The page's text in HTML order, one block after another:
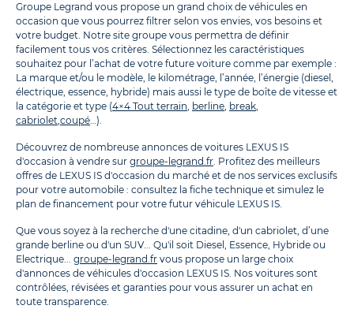
Groupe Legrand vous propose un grand choix de véhicules en
occasion que vous pourrez filtrer selon vos envies, vos besoins et
votre budget. Notre site groupe vous permettra de définir
facilement tous vos critères. Sélectionnez les caractéristiques
souhaitez pour l’achat de votre future voiture comme par exemple :
La marque et/ou le modèle, le kilométrage, l’année, l’énergie (diesel,
électrique, essence, hybride) mais aussi le type de boîte de vitesse et
la catégorie et type (4×4 Tout terrain, berline, break,
cabriolet,coupé…).
Découvrez de nombreuse annonces de voitures LEXUS IS
d'occasion à vendre sur groupe-legrand.fr. Profitez des meilleurs
offres de LEXUS IS d'occasion du marché et de nos services exclusifs
pour votre automobile : consultez la fiche technique et simulez le
plan de financement pour votre futur véhicule LEXUS IS.
Que vous soyez à la recherche d'une citadine, d'un cabriolet, d’une
grande berline ou d'un SUV... Qu'il soit Diesel, Essence, Hybride ou
Electrique... groupe-legrand.fr vous propose un large choix
d'annonces de véhicules d'occasion LEXUS IS. Nos voitures sont
contrôlées, révisées et garanties pour vous assurer un achat en
toute transparence.